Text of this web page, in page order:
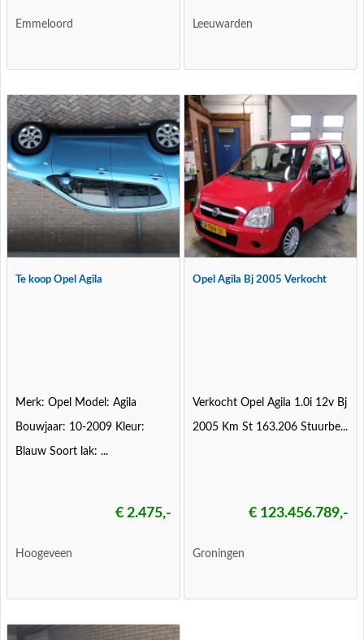
Emmeloord Leeuwarden
Te koop Opel Agila
Merk: Opel Model: Agila
Bouwjaar: 10-2009 Kleur:
Blauw Soort lak: ...
€ 2.475,-
Hoogeveen
Opel Agila Bj 2005 Verkocht
Verkocht Opel Agila 1.0i 12v Bj
2005 Km St 163.206 Stuurbe...
€ 123.456.789,-
Groningen